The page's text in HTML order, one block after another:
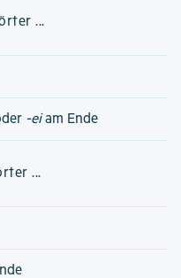
...
-eiam Ende
...